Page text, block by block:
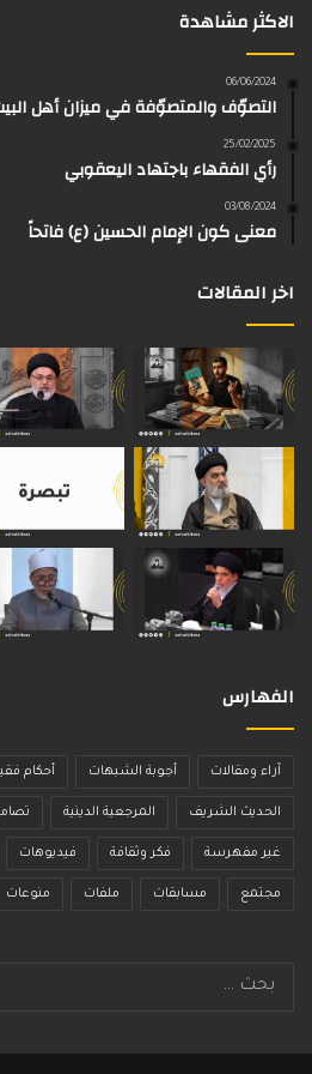
ب
م
الاكثر مشاهدة
06/06/2024
التصوّف والمتصوّفة في ميزان أهل
25/02/2025
رأي الفقهاء باجتهاد اليعقوبي
03/08/2024
معنى كون الإمام الحسين (ع) فاتحاً
اخر المقالات
الفهارس
آراء ومقالات أجوبة الشبهات أحكام
الحديث الشريف المرجعية الدينية
غير مفهرسة فكر وثقافة فيديوهات
مجتمع مسابقات ملفات منوعات